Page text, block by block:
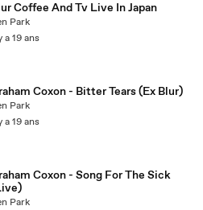
Coffee And Tv Live In Japan
Park
a 19 ans
Coxon - Bitter Tears (Ex Blur)
Park
a 19 ans
Coxon - Song For The Sick
Park